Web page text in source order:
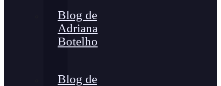
Blog de
Adriana
Botelho
Blog de